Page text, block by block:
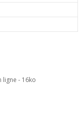
ligne - 16ko